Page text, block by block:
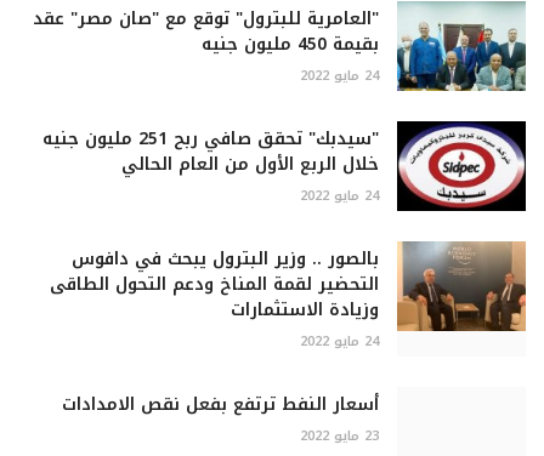
"العامرية للبترول" توقع مع "صان مصر" عقد
بقيمة 450 مليون جنيه
24 مايو 2022
"سيدبك" تحقق صافي ربح 251 مليون جنيه
خلال الربع الأول من العام الحالي
24 مايو 2022
بالصور .. وزير البترول يبحث في دافوس
التحضير لقمة المناخ ودعم التحول الطاقى
وزيادة الاستثمارات
24 مايو 2022
أسعار النفط ترتفع بفعل نقص الامدادات
23 مايو 2022